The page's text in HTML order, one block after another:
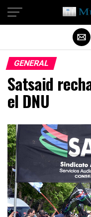
GENERAL
Satsaid
el DNU
Salir